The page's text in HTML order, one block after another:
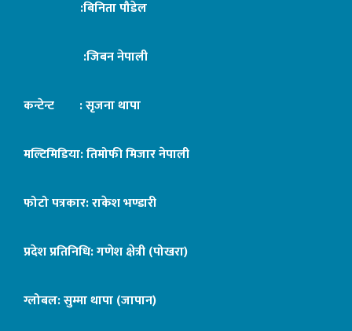
:बिनिता पौडेल
:जिबन नेपाली
कन्टेन्ट : सृजना थापा
मल्टिमिडिया: तिमोफी मिजार नेपाली
फोटो पत्रकार: राकेश भण्डारी
प्रदेश प्रतिनिधि: गणेश क्षेत्री (पोखरा)
ग्लोबल: सुम्मा थापा (जापान)